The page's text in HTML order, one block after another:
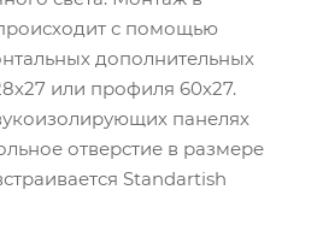
с помощью
дополнительных
или профиля 60х27.
панелях
отверстие в размере
Standartish